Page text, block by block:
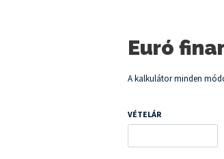
Euró
A kalkulátor minden
VÉTELÁR